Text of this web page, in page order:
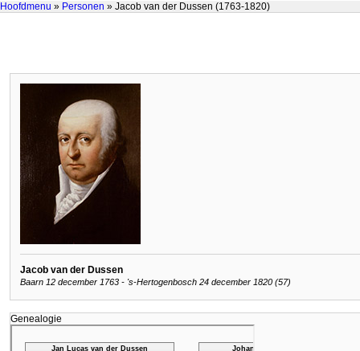
Hoofdmenu » Personen » Jacob van der Dussen (1763-1820)
Jacob van der Dussen
Baarn 12 december 1763 - 's-Hertogenbosch 24 december 1820 (57)
Genealogie